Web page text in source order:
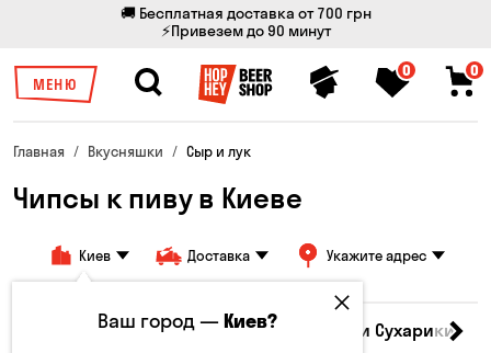
🚚 Бесплатная доставка от 700 грн
⚡Привезем до 90 минут
МЕНЮ
0 0
Главная Вкусняшки Сыр и лук
Чипсы к пиву в Киеве
Киев Доставка Укажите адрес
Семечки Чипсы Гренки и Сухарики
Ваш город —Киев?